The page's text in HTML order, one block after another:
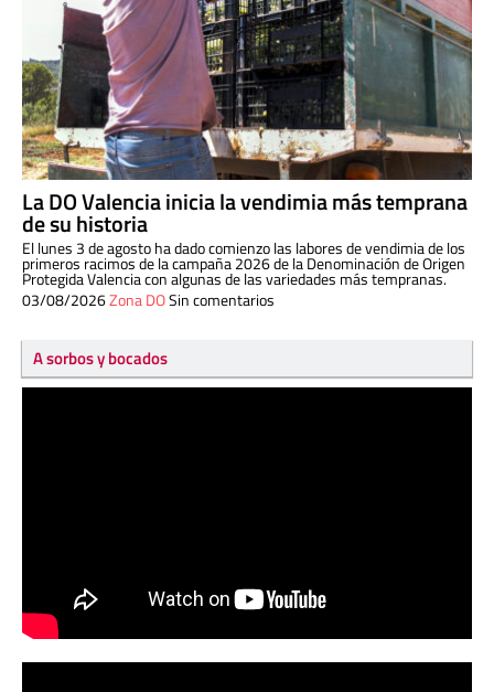
La DO Valencia inicia la vendimia más temprana
de su historia
El lunes 3 de agosto ha dado comienzo las labores de vendimia de los
primeros racimos de la campaña 2026 de la Denominación de Origen
Protegida Valencia con algunas de las variedades más tempranas.
03/08/2026Zona DOSin comentarios
A sorbos y bocados